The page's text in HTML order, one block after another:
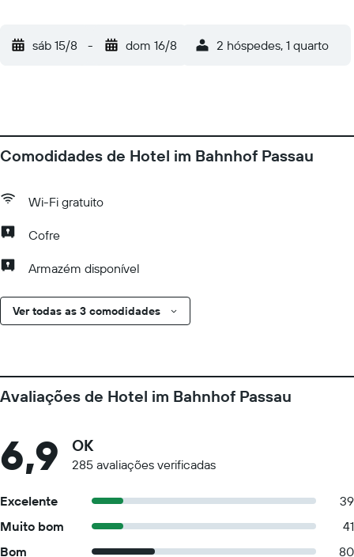
sáb 15/8 - dom 16/8 2 hóspedes, 1 quarto
Comodidades de Hotel im Bahnhof Passau
Wi-Fi gratuito
Cofre
Armazém disponível
Ver todas as 3 comodidades
Avaliações de Hotel im Bahnhof Passau
6,9 OK
285 avaliações verificadas
Excelente
39
Muito bom
41
Bom
80